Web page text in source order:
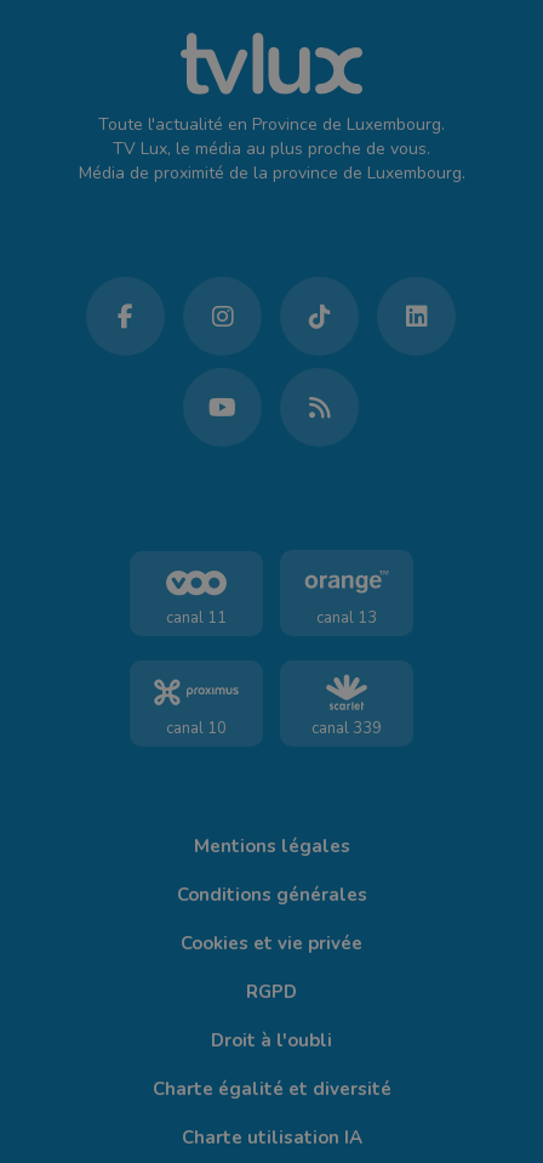
Toute l'actualité en Province de Luxembourg.
TV Lux, le média au plus proche de vous.
Média de proximité de la province de Luxembourg.
canal 11 canal 13
canal 10 canal 339
Mentions légales
Conditions générales
Cookies et vie privée
RGPD
Droit à l'oubli
Charte égalité et diversité
Charte utilisation IA